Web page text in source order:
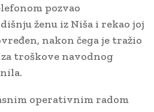
pozvao
ženu iz Niša i rekao joj
nakon čega je tražio
za troškove navodnog
operativnim radom